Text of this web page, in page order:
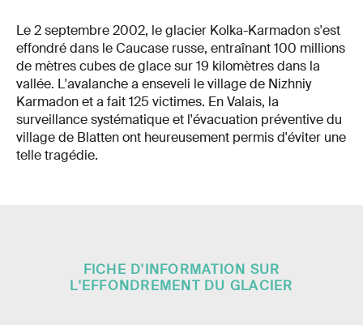
Le 2 septembre 2002, le glacier Kolka-Karmadon s'est
effondré dans le Caucase russe, entraînant 100 millions
de mètres cubes de glace sur 19 kilomètres dans la
vallée. L'avalanche a enseveli le village de Nizhniy
Karmadon et a fait 125 victimes. En Valais, la
surveillance systématique et l'évacuation préventive du
village de Blatten ont heureusement permis d'éviter une
telle tragédie.
FICHE D'INFORMATION SUR
L'EFFONDREMENT DU GLACIER